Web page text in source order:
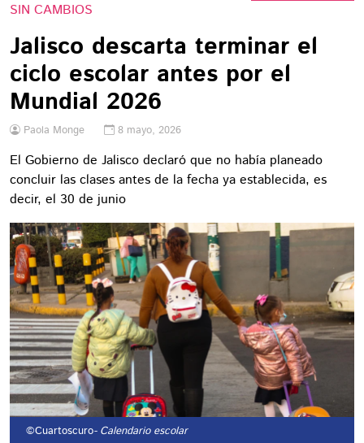
SIN CAMBIOS
Jalisco descarta terminar el
ciclo escolar antes por el
Mundial 2026
Paola Monge 8 mayo, 2026
El Gobierno de Jalisco declaró que no había planeado
concluir las clases antes de la fecha ya establecida, es
decir, el 30 de junio
©Cuartoscuro- Calendario escolar